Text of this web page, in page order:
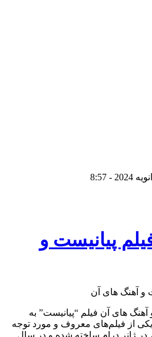
پیانیست و
های آن فیلم “پیانیست” به
از فیلم‌های معروف و مورد توجه
ژانر درام ساخته شده و در سال